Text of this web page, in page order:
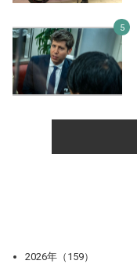
2026年（159）